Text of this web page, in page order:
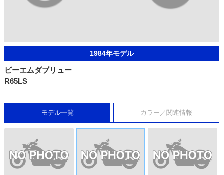
1984年モデル
ビーエムダブリュー
R65LS
モデル一覧 カラー／関連情報